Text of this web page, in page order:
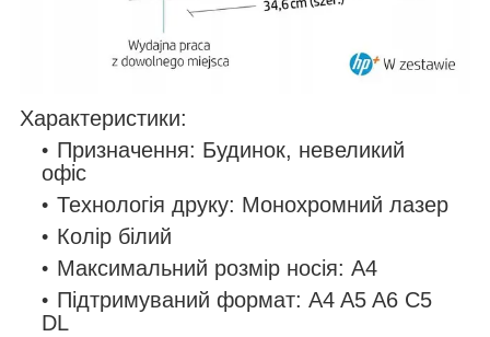
Характеристики:
Призначення: Будинок, невеликий
офіс
Технологія друку: Монохромний лазер
Колір білий
Максимальний розмір носія: A4
Підтримуваний формат: A4 A5 A6 C5
DL